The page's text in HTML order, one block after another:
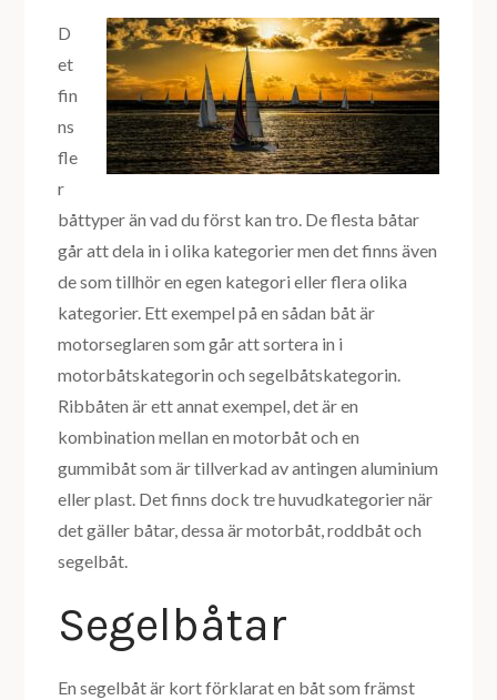
D
et
fin
ns
fle
r
båttyper än vad du först kan tro. De flesta båtar
går att dela in i olika kategorier men det finns även
de som tillhör en egen kategori eller flera olika
kategorier. Ett exempel på en sådan båt är
motorseglaren som går att sortera in i
motorbåtskategorin och segelbåtskategorin.
Ribbåten är ett annat exempel, det är en
kombination mellan en motorbåt och en
gummibåt som är tillverkad av antingen aluminium
eller plast. Det finns dock tre huvudkategorier när
det gäller båtar, dessa är motorbåt, roddbåt och
segelbåt.
Segelbåtar
En segelbåt är kort förklarat en båt som främst